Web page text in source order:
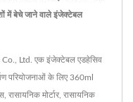
में बेचे जाने वाले इंजेक्टेबल
Ltd. एक इंजेक्टेबल एडहेसिव
परियोजनाओं के लिए 360ml
मोर्टार, रासायनिक